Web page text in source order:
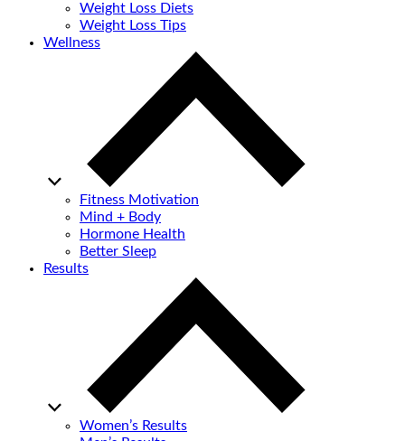
Weight Loss Diets
Weight Loss Tips
Wellness
Fitness Motivation
Mind + Body
Hormone Health
Better Sleep
Results
Women’s Results